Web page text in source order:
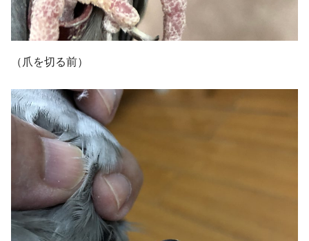
（爪を切る前）